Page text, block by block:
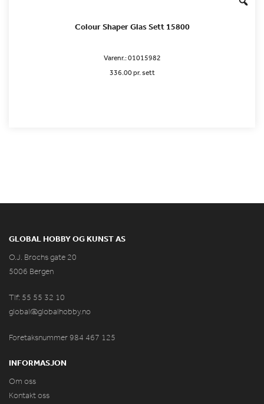
Colour Shaper Glas Sett 15800
Varenr.:01015982
336.00 pr. sett
GLOBAL HOBBY OG KUNST AS
O.J. Brochs gate 20
5006 Bergen
Tlf: 55 55 32 10
global@globalhobby.no
Foretaksnummer 984 467 125
INFORMASJON
Om oss
Kontakt oss